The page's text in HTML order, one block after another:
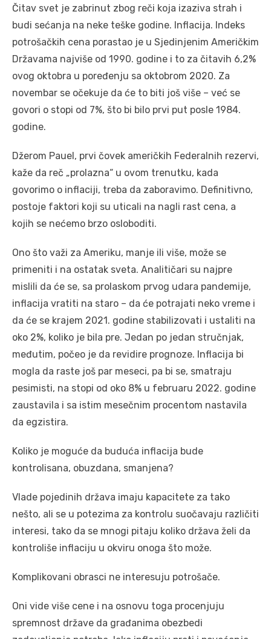
Čitav svet je zabrinut zbog reči koja izaziva strah i
budi sećanja na neke teške godine. Inflacija. Indeks
potrošačkih cena porastao je u Sjedinjenim Američkim
Državama najviše od 1990. godine i to za čitavih 6,2%
ovog oktobra u poređenju sa oktobrom 2020. Za
novembar se očekuje da će to biti još više – već se
govori o stopi od 7%, što bi bilo prvi put posle 1984.
godine.
Džerom Pauel, prvi čovek američkih Federalnih rezervi,
kaže da reč „prolazna“ u ovom trenutku, kada
govorimo o inflaciji, treba da zaboravimo. Definitivno,
postoje faktori koji su uticali na nagli rast cena, a
kojih se nećemo brzo osloboditi.
Ono što važi za Ameriku, manje ili više, može se
primeniti i na ostatak sveta. Analitičari su najpre
mislili da će se, sa prolaskom prvog udara pandemije,
inflacija vratiti na staro – da će potrajati neko vreme i
da će se krajem 2021. godine stabilizovati i ustaliti na
oko 2%, koliko je bila pre. Jedan po jedan stručnjak,
međutim, počeo je da revidire prognoze. Inflacija bi
mogla da raste još par meseci, pa bi se, smatraju
pesimisti, na stopi od oko 8% u februaru 2022. godine
zaustavila i sa istim mesečnim procentom nastavila
da egzistira.
Koliko je moguće da buduća inflacija bude
kontrolisana, obuzdana, smanjena?
Vlade pojedinih država imaju kapacitete za tako
nešto, ali se u potezima za kontrolu suočavaju različiti
interesi, tako da se mnogi pitaju koliko država želi da
kontroliše inflaciju u okviru onoga što može.
Komplikovani obrasci ne interesuju potrošače.
Oni vide više cene i na osnovu toga procenjuju
spremnost države da građanima obezbedi